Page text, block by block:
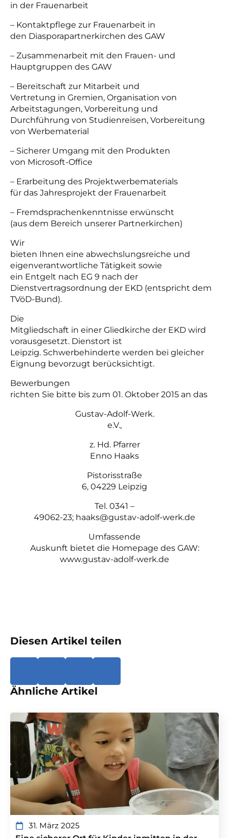
in der Frauenarbeit
– Kontaktpflege zur Frauenarbeit in
den Diasporapartnerkirchen des GAW
– Zusammenarbeit mit den Frauen- und
Hauptgruppen des GAW
– Bereitschaft zur Mitarbeit und
Vertretung in Gremien, Organisation von
Arbeitstagungen, Vorbereitung und
Durchführung von Studienreisen, Vorbereitung
von Werbematerial
– Sicherer Umgang mit den Produkten
von Microsoft-Office
– Erarbeitung des Projektwerbematerials
für das Jahresprojekt der Frauenarbeit
– Fremdsprachenkenntnisse erwünscht
(aus dem Bereich unserer Partnerkirchen)
Wir
bieten Ihnen eine abwechslungsreiche und
eigenverantwortliche Tätigkeit sowie
ein Entgelt nach EG 9 nach der
Dienstvertragsordnung der EKD (entspricht dem
TVöD-Bund).
Die
Mitgliedschaft in einer Gliedkirche der EKD wird
vorausgesetzt. Dienstort ist
Leipzig. Schwerbehinderte werden bei gleicher
Eignung bevorzugt berücksichtigt.
Bewerbungen
richten Sie bitte bis zum 01. Oktober 2015 an das
Gustav-Adolf-Werk.
e.V.,
z. Hd. Pfarrer
Enno Haaks
Pistorisstraße
6, 04229 Leipzig
Tel. 0341 –
49062-23; haaks@gustav-adolf-werk.de
Umfassende
Auskunft bietet die Homepage des GAW:
www.gustav-adolf-werk.de
Diesen Artikel teilen
Ähnliche Artikel
31. März 2025